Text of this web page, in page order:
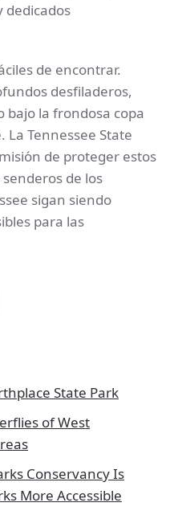
dedicados
de encontrar.
desfiladeros,
bajo la frondosa copa
La Tennessee State
de proteger estos
de los
sigan siendo
para las
State Park
of West
Conservancy Is
More Accessible